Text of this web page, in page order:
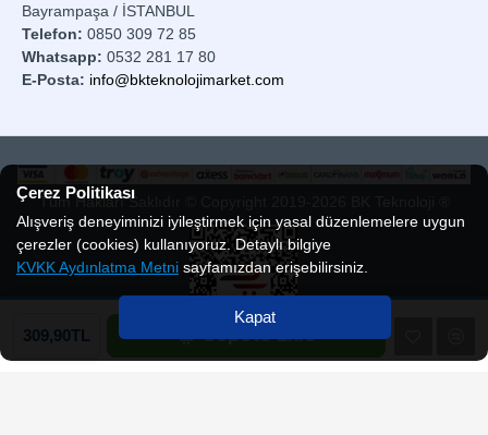
Sepete Ekle
Bayrampaşa / İSTANBUL
Telefon: 0850 309 72 85
Whatsapp: 0532 281 17 80
E-Posta: info@bkteknolojimarket.com
Tüm Hakları Saklıdır © Copyright 2019-2026 BK Teknoloji ®
Kapat
Çerez Politikası
Alışveriş deneyiminizi iyileştirmek için yasal düzenlemelere uygun
çerezler (cookies) kullanıyoruz. Detaylı bilgiye
KVKK Aydınlatma Metni sayfamızdan erişebilirsiniz.